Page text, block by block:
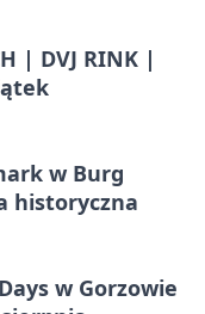
| DVJ RINK |
w Burg
historyczna
w Gorzowie